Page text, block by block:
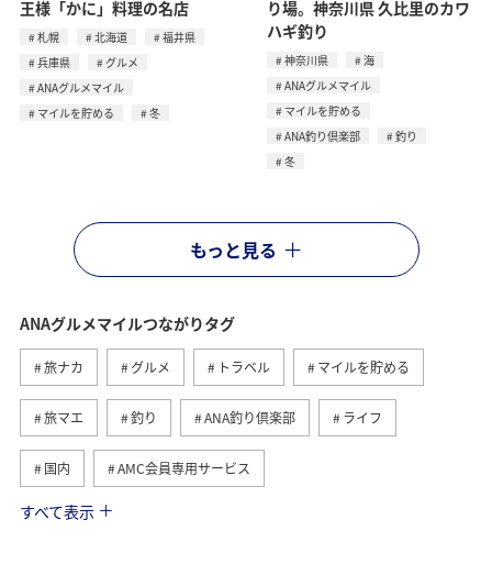
王様「かに」料理の名店
札幌 北海道
福井県
兵庫県
グルメ
ANAグルメマイル
マイルを貯める
冬
り場。神奈川県 久比里のカワ
ハギ釣り
神奈川県
海
ANAグルメマイル
マイルを貯める
ANA釣り倶楽部
釣り
冬
もっと見る
ANAグルメマイルつながりタグ
旅ナカ グルメ トラベル マイルを貯める
旅マエ 釣り ANA釣り倶楽部 ライフ
国内 AMC会員専用サービス
冬 歴史・文化・芸術
すべて表示